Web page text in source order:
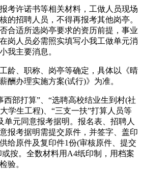
许诺书等相关材料，工做人员现场
的招聘人员，不得再报考其他岗亭。
合适所选岗亭要求的资历前提，事业
岗人员必需照实填写小我工做单元消
我主要消息。
、职称、岗亭等确定，具体以《晴
酬办理实施方案(试行)》为准。
部打算”、“选聘高校结业生到村(社
学生工程)、“三支一扶”打算人员等
单元同意报考据明。报名表、招聘人
报考据明需提交原件，并签字、盖印
给原件及复印件1份(审核原件、提交
按。全数材料用A4纸印制，用档案
验。